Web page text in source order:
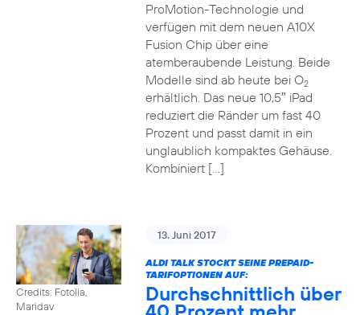
ProMotion-Technologie und
verfügen mit dem neuen A10X
Fusion Chip über eine
atemberaubende Leistung. Beide
Modelle sind ab heute bei O2
erhältlich. Das neue 10,5″ iPad
reduziert die Ränder um fast 40
Prozent und passt damit in ein
unglaublich kompaktes Gehäuse.
Kombiniert […]
Credits: Fotolia,
Maridav
13. Juni 2017
ALDI TALK STOCKT SEINE PREPAID-
TARIFOPTIONEN AUF:
Durchschnittlich über